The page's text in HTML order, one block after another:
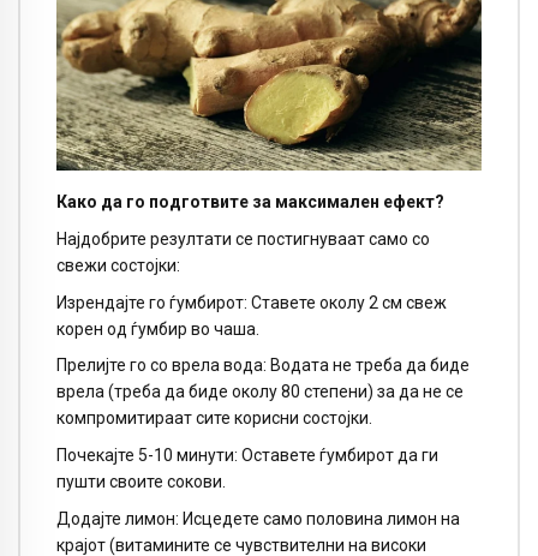
Како да го подготвите за максимален ефект?
Најдобрите резултати се постигнуваат само со
свежи состојки:
Изрендајте го ѓумбирот: Ставете околу 2 см свеж
корен од ѓумбир во чаша.
Прелијте го со врела вода: Водата не треба да биде
врела (треба да биде околу 80 степени) за да не се
компромитираат сите корисни состојки.
Почекајте 5-10 минути: Оставете ѓумбирот да ги
пушти своите сокови.
Додајте лимон: Исцедете само половина лимон на
крајот (витамините се чувствителни на високи